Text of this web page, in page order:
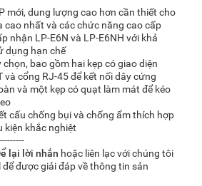
mới, dung lượng cao hơn cần thiết cho
cao nhất và các chức năng cao cấp
nhận LP-E6N và LP-E6NH với khả
dụng hạn chế
bao gồm hai kẹp có giao diện
và cổng RJ-45 để kết nối dây cứng
và một kẹp có quạt làm mát để kéo
cấu chống bụi và chống ẩm thích hợp
kiện khắc nghiệt
lại lời nhắn hoặc liên lạc với chúng tôi
được giải đáp về thông tin sản